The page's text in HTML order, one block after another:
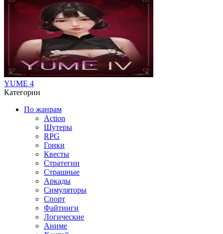
YUME 4
Категории
По жанрам
Action
Шутеры
RPG
Гонки
Квесты
Стратегии
Страшные
Аркады
Симуляторы
Спорт
Файтинги
Логические
Аниме